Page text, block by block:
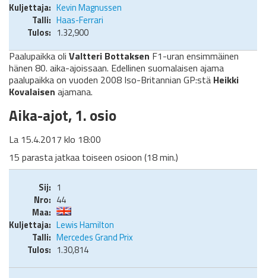
Kevin Magnussen
Haas-Ferrari
1.32,900
Paalupaikka oli Valtteri Bottaksen F1-uran ensimmäinen
hänen 80. aika-ajoissaan. Edellinen suomalaisen ajama
paalupaikka on vuoden 2008 Iso-Britannian GP:stä Heikki
Kovalaisen ajamana.
Aika-ajot, 1. osio
La 15.4.2017 klo 18:00
15 parasta jatkaa toiseen osioon (18 min.)
1
44
Lewis Hamilton
Mercedes Grand Prix
1.30,814